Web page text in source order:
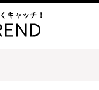
キャッチ！